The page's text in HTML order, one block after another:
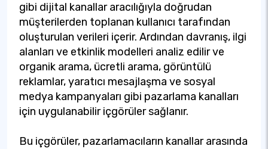
gibi dijital kanallar aracılığıyla doğrudan
müşterilerden toplanan kullanıcı tarafından
oluşturulan verileri içerir. Ardından davranış, ilgi
alanları ve etkinlik modelleri analiz edilir ve
organik arama, ücretli arama, görüntülü
reklamlar, yaratıcı mesajlaşma ve sosyal
medya kampanyaları gibi pazarlama kanalları
için uygulanabilir içgörüler sağlanır.
Bu içgörüler, pazarlamacıların kanallar arasında